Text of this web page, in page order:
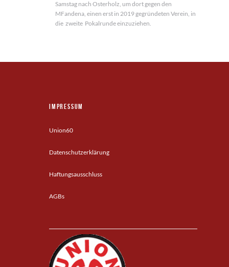
Samstag nach Osterholz, um dort gegen den
MFandena, einen erst in 2019 gegründeten Verein, in
die zweite Pokalrunde einzuziehen.
Impressum
Union60
Datenschutzerklärung
Haftungsausschluss
AGBs